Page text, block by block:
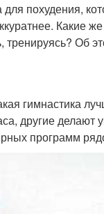
похудения,
тренируясь? Об
гимнастика
другие
программ